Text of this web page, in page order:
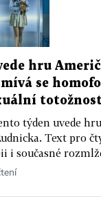
hru
se
týden uvede
Text pro
i současné